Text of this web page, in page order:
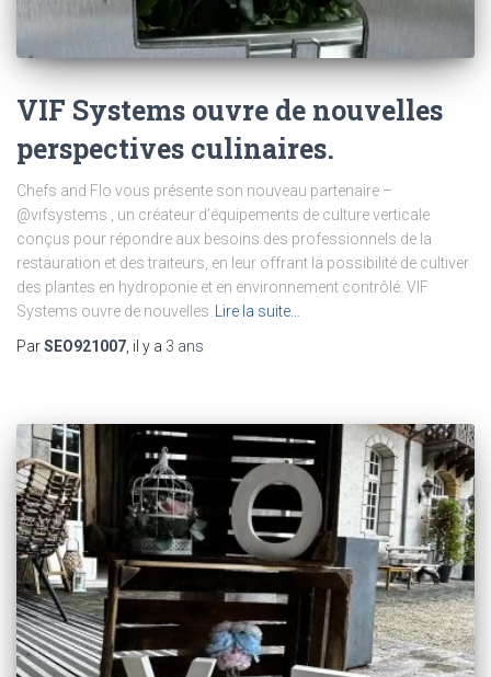
VIF Systems ouvre de nouvelles
perspectives culinaires.
Chefs and Flo vous présente son nouveau partenaire –
@vifsystems , un créateur d’équipements de culture verticale
conçus pour répondre aux besoins des professionnels de la
restauration et des traiteurs, en leur offrant la possibilité de cultiver
des plantes en hydroponie et en environnement contrôlé. VIF
Systems ouvre de nouvelles
Lire la suite…
ParSEO921007 , il y a 3 ans